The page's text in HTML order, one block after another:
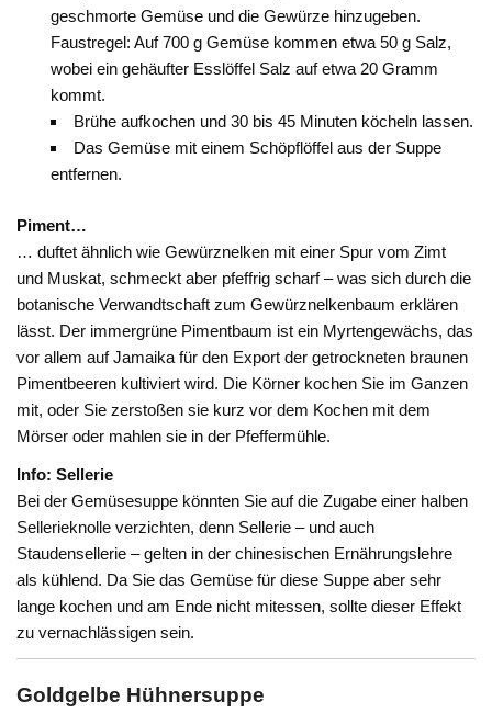
geschmorte Gemüse und die Gewürze hinzugeben.
Faustregel: Auf 700 g Gemüse kommen etwa 50 g Salz,
wobei ein gehäufter Esslöffel Salz auf etwa 20 Gramm
kommt.
Brühe aufkochen und 30 bis 45 Minuten köcheln lassen.
Das Gemüse mit einem Schöpflöffel aus der Suppe
entfernen.
Piment…
… duftet ähnlich wie Gewürznelken mit einer Spur vom Zimt
und Muskat, schmeckt aber pfeffrig scharf – was sich durch die
botanische Verwandtschaft zum Gewürznelkenbaum erklären
lässt. Der immergrüne Pimentbaum ist ein Myrtengewächs, das
vor allem auf Jamaika für den Export der getrockneten braunen
Pimentbeeren kultiviert wird. Die Körner kochen Sie im Ganzen
mit, oder Sie zerstoßen sie kurz vor dem Kochen mit dem
Mörser oder mahlen sie in der Pfeffermühle.
Info: Sellerie
Bei der Gemüsesuppe könnten Sie auf die Zugabe einer halben
Sellerieknolle verzichten, denn Sellerie – und auch
Staudensellerie – gelten in der chinesischen Ernährungslehre
als kühlend. Da Sie das Gemüse für diese Suppe aber sehr
lange kochen und am Ende nicht mitessen, sollte dieser Effekt
zu vernachlässigen sein.
Goldgelbe Hühnersuppe